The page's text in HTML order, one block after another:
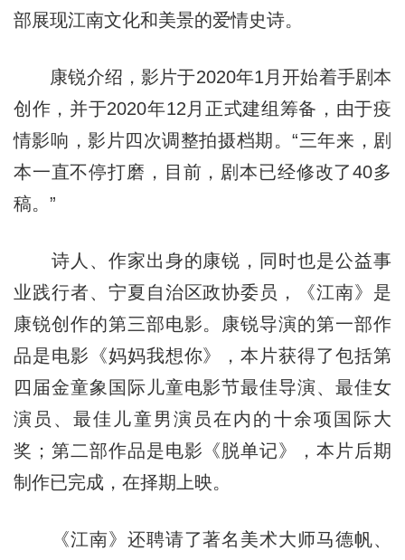
部展现江南文化和美景的爱情史诗。
康锐介绍，影片于2020年1月开始着手剧本
创作，并于2020年12月正式建组筹备，由于疫
情影响，影片四次调整拍摄档期。“三年来，剧
本一直不停打磨，目前，剧本已经修改了40多
稿。”
诗人、作家出身的康锐，同时也是公益事
业践行者、宁夏自治区政协委员，《江南》是
康锐创作的第三部电影。康锐导演的第一部作
品是电影《妈妈我想你》，本片获得了包括第
四届金童象国际儿童电影节最佳导演、最佳女
演员、最佳儿童男演员在内的十余项国际大
奖；第二部作品是电影《脱单记》，本片后期
制作已完成，在择期上映。
《江南》还聘请了著名美术大师马德帆、